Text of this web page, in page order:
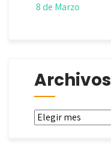
8 de Marzo
Archivos
Archivos